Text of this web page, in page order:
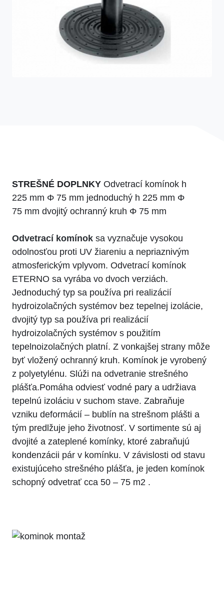
STREŠNÉ DOPLNKY Odvetrací komínok h
225 mm Φ 75 mm jednoduchý h 225 mm Φ
75 mm dvojitý ochranný kruh Φ 75 mm
Odvetrací komínok sa vyznačuje vysokou
odolnosťou proti UV žiareniu a nepriaznivým
atmosferickým vplyvom. Odvetrací komínok
ETERNO sa vyrába vo dvoch verziách.
Jednoduchý typ sa používa pri realizácií
hydroizolačných systémov bez tepelnej izolácie,
dvojitý typ sa používa pri realizácií
hydroizolačných systémov s použitím
tepelnoizolačných platní. Z vonkajšej strany môže
byť vložený ochranný kruh. Komínok je vyrobený
z polyetylénu. Slúži na odvetranie strešného
plášťa.Pomáha odviesť vodné pary a udržiava
tepelnú izoláciu v suchom stave. Zabraňuje
vzniku deformácií – bublín na strešnom plášti a
tým predlžuje jeho životnosť. V sortimente sú aj
dvojité a zateplené komínky, ktoré zabraňujú
kondenzácii pár v komínku. V závislosti od stavu
existujúceho strešného plášťa, je jeden komínok
schopný odvetrať cca 50 – 75 m2 .